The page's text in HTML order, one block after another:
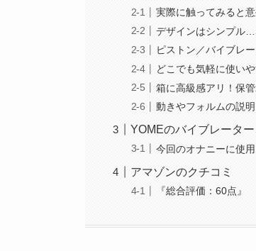
実際に触ってみると
デザインはシンプル
ピストン／バイブレ
どこでも気軽に使い
箱に高級感アリ！保
動きやフォルムの説
YOMEのバイブレータ
今回のオナニーに使
アマゾンのクチコミ
『総合評価：60点』